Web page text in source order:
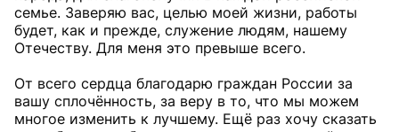
семье. Заверяю вас, целью моей жизни, работы
будет, как и прежде, служение людям, нашему
Отечеству. Для меня это превыше всего.
От всего сердца благодарю граждан России за
вашу сплочённость, за веру в то, что мы можем
многое изменить к лучшему. Ещё раз хочу сказать